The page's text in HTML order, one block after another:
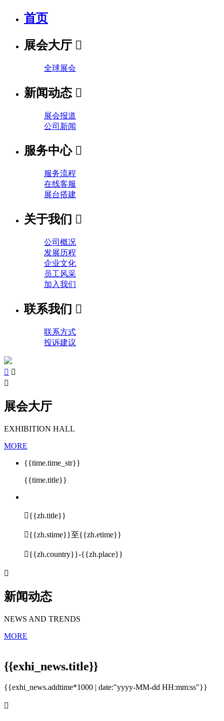
首页
展会大厅 
全球展会
新闻动态 
展会报道
公司新闻
服务中心 
服务流程
在线客服
展台搭建
关于我们 
公司概况
发展历程
企业文化
员工风采
加入我们
联系我们 
联系方式
投诉建议
 

展会大厅
EXHIBITION HALL
MORE
{{time.time_str}}
{{time.title}}
{{zh.title}}
{{zh.stime}}至{{zh.etime}}
{{zh.country}}-{{zh.place}}

新闻动态
NEWS AND TRENDS
MORE
{{exhi_news.title}}
{{exhi_news.addtime*1000 | date:"yyyy-MM-dd HH:mm:ss"}}
